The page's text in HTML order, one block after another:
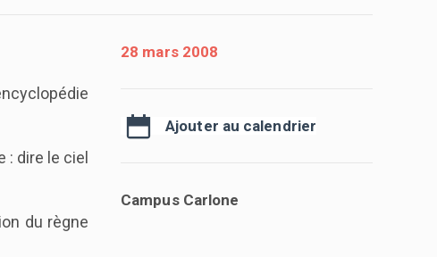
: dire le ciel
du règne
28 mars 2008
Ajouter au calendrier
Campus Carlone